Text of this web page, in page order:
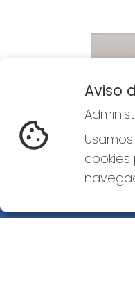
Aviso